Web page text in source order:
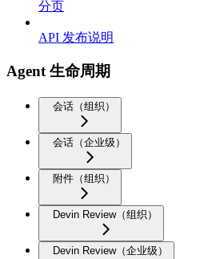
分页
API 发布说明
Agent 生命周期
会话（组织）
会话（企业级）
附件（组织）
Devin Review（组织）
Devin Review（企业级）